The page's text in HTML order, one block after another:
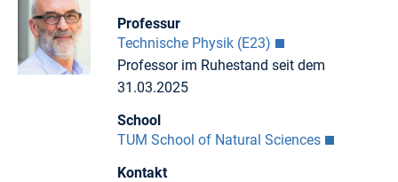
Professur
Technische Physik (E23)
Professor im Ruhestand seit dem
31.03.2025
School
TUM School of Natural Sciences
Kontakt